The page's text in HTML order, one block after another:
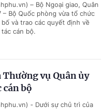
– Bộ Ngoại giao, Quân
– Bộ Quốc phòng vừa tổ chức
và trao các quyết định về
cán bộ.
Thường vụ Quân ủy
cán bộ
- Dưới sự chủ trì của